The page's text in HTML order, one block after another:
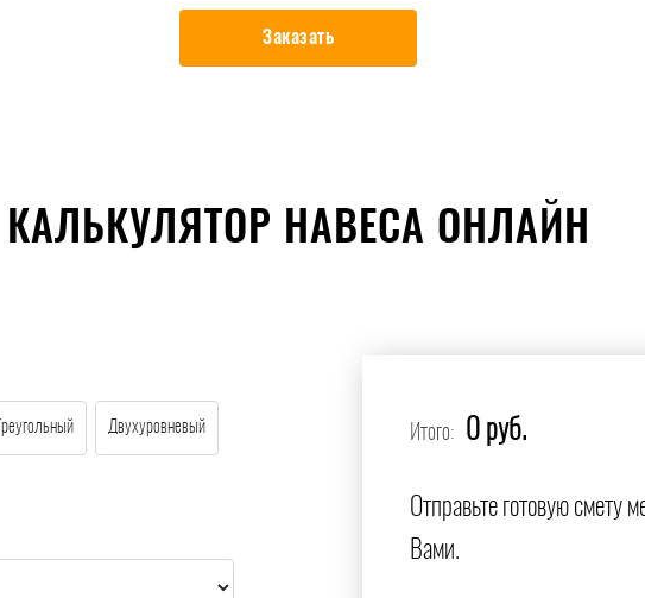
Заказать
КАЛЬКУЛЯТОР НАВЕСА ОНЛАЙН
Треугольный Двухуровневый Итого: 0 руб.
Отправьте готовую смету
Вами.